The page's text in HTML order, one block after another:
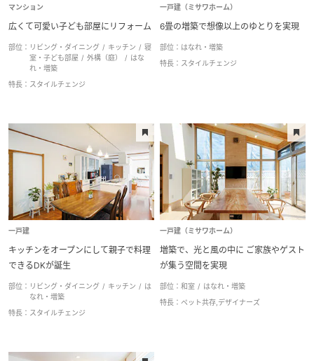
マンション
広くて可愛い子ども部屋にリフォーム
部位： リビング・ダイニング キッチン
寝
室・子ども部屋
外構（庭）
はな
れ・増築
特長： スタイルチェンジ
一戸建（ミサワホーム）
6畳の増築で想像以上のゆとりを実現
部位： はなれ・増築
特長： スタイルチェンジ
一戸建
キッチンをオープンにして親子で料理
できるDKが誕生
部位： リビング・ダイニング キッチン
は
なれ・増築
特長： スタイルチェンジ
一戸建（ミサワホーム）
増築で、光と風の中に ご家族やゲスト
が集う空間を実現
部位： 和室
はなれ・増築
特長： ペット共存,デザイナーズ